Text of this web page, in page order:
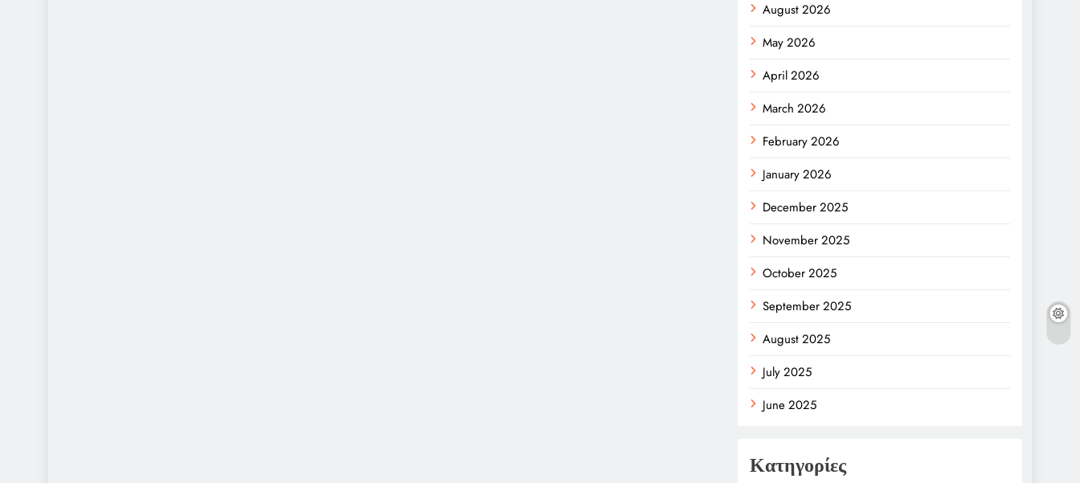
August 2026
May 2026
April 2026
March 2026
February 2026
January 2026
December 2025
November 2025
October 2025
September 2025
August 2025
July 2025
June 2025
Κατηγορίες